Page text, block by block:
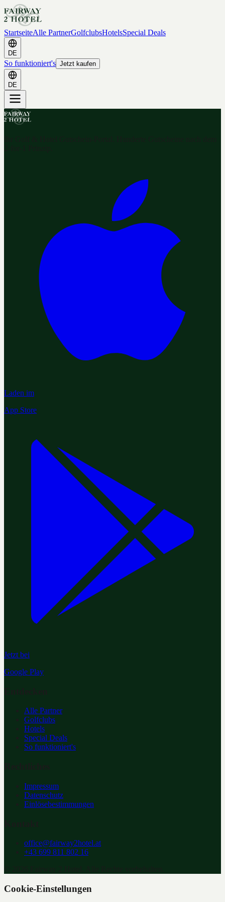
StartseiteAlle PartnerGolfclubsHotelsSpecial Deals
DE
So funktioniert's Jetzt kaufen
DE
Laden im
App Store
Jetzt bei
Google Play
Alle Partner
Golfclubs
Hotels
Special Deals
So funktioniert's
Impressum
Datenschutz
Einlösebestimmungen
office@fairway2hotel.at
+43 699 811 802 16
Cookie-Einstellungen